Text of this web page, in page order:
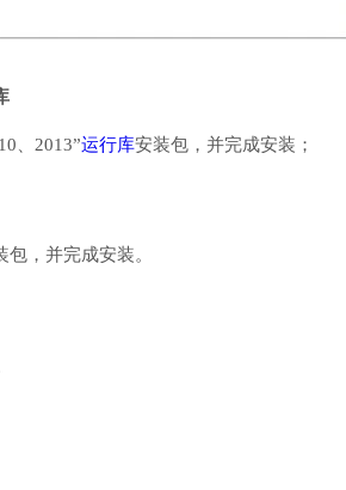
、2013”运行库安装包，并完成安装；
，并完成安装。